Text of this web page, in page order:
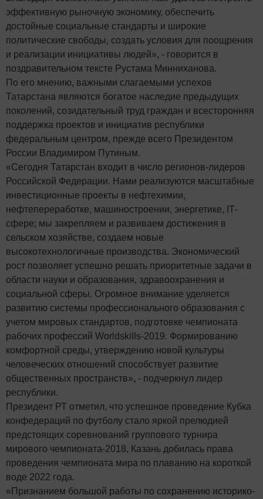
эффективную рыночную экономику, обеспечить
достойные социальные стандарты и широкие
политические свободы, создать условия для поощрения
и реализации инициативы людей», - говорится в
поздравительном тексте Рустама Минниханова.
По его мнению, важными слагаемыми успехов
Татарстана являются богатое наследие предыдущих
поколений, созидательный труд граждан и всесторонняя
поддержка проектов и инициатив республики
федеральным центром, прежде всего Президентом
России Владимиром Путиным.
«Сегодня Татарстан входит в число регионов-лидеров
Российской Федерации. Нами реализуются масштабные
инвестиционные проекты в нефтехимии,
нефтепереработке, машиностроении, энергетике, IT-
сфере; мы закрепляем и развиваем достижения в
сельском хозяйстве, создаем новые
высокотехнологичные производства. Экономический
рост позволяет успешно решать приоритетные задачи в
области науки и образования, здравоохранения и
социальной сферы. Огромное внимание уделяется
развитию системы профессионального образования с
учетом мировых стандартов, подготовке чемпионата
рабочих профессий Worldskills-2019. Формированию
комфортной среды, утверждению новой культуры
человеческих отношений способствует развитие
общественных пространств», - подчеркнул лидер
республики.
Президент РТ отметил, что успешное проведение Кубка
конфедераций по футболу стало яркой прелюдией
предстоящих соревнований группового турнира
мирового чемпионата-2018, Казань добилась права
проведения чемпионата мира по плаванию на короткой
воде 2022 года.
«Признанием большой работы по сохранению историко-